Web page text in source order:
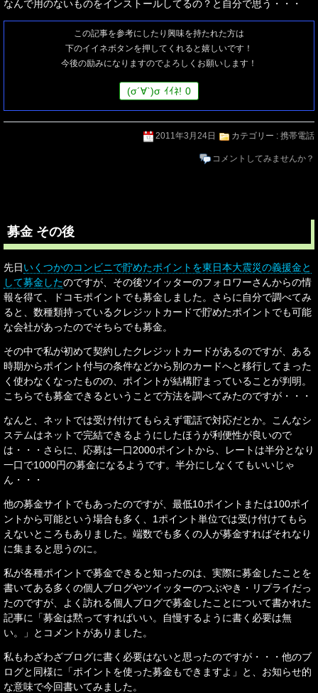
なんで用のないものをインストールしてるの？と自分で思う・・・
この記事を参考にしたり興味を持たれた方は
下のイイネボタンを押してくれると嬉しいです！
今後の励みになりますのでよろしくお願いします！
(σ´∀`)σ ｲｲﾈ! 0
2011年3月24日 カテゴリー : 携帯電話
コメントしてみませんか？
募金 その後
先日いくつかのコンビニで貯めたポイントを東日本大震災の義援金と
して募金したのですが、その後ツイッターのフォロワーさんからの情
報を得て、ドコモポイントでも募金しました。さらに自分で調べてみ
ると、数種類持っているクレジットカードで貯めたポイントでも可能
な会社があったのでそちらでも募金。
その中で私が初めて契約したクレジットカードがあるのですが、ある
時期からポイント付与の条件などから別のカードへと移行してまった
く使わなくなったものの、ポイントが結構貯まっていることが判明。
こちらでも募金できるということで方法を調べてみたのですが・・・
なんと、ネットでは受け付けてもらえず電話で対応だとか。こんなシ
ステムはネットで完結できるようにしたほうが利便性が良いので
は・・・さらに、応募は一口2000ポイントから、レートは半分となり
一口で1000円の募金になるようです。半分にしなくてもいいじゃ
ん・・・
他の募金サイトでもあったのですが、最低10ポイントまたは100ポイ
ントから可能という場合も多く、1ポイント単位では受け付けてもら
えないところもありました。端数でも多くの人が募金すればそれなり
に集まると思うのに。
私が各種ポイントで募金できると知ったのは、実際に募金したことを
書いてある多くの個人ブログやツイッターのつぶやき・リプライだっ
たのですが、よく訪れる個人ブログで募金したことについて書かれた
記事に「募金は黙ってすればいい。自慢するように書く必要は無
い。」とコメントがありました。
私もわざわざブログに書く必要はないと思ったのですが・・・他のブ
ログと同様に「ポイントを使った募金もできますよ」と、お知らせ的
な意味で今回書いてみました。